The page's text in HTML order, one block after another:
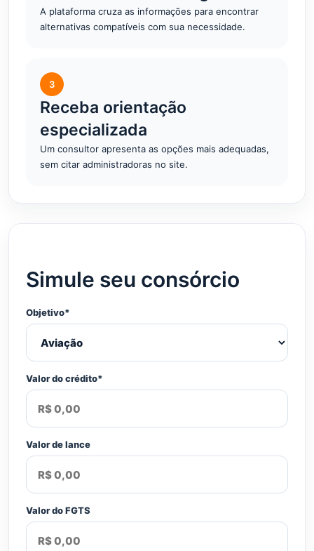
A plataforma cruza as informações para encontrar
alternativas compatíveis com sua necessidade.
3
Receba orientação
especializada
Um consultor apresenta as opções mais adequadas,
sem citar administradoras no site.
Simule seu consórcio
Objetivo*
Valor do crédito*
Valor de lance
Valor do FGTS